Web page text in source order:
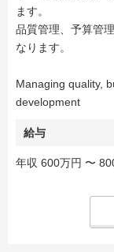
ます。
品質管理、予算管
なります。
Managing quality,
development
給与
年収 600万円 〜